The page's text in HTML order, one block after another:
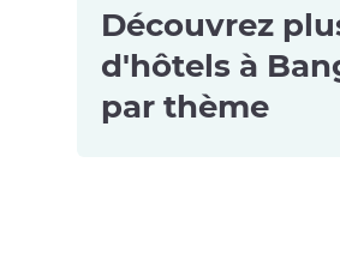
Découvrez
d'hôtels à
par thème